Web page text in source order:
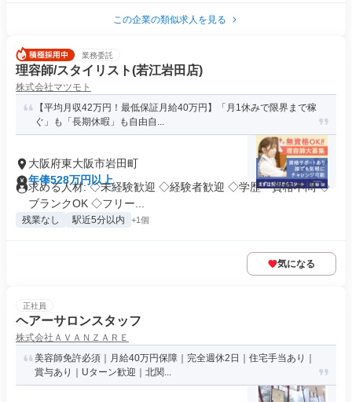
この企業の類似求人を見る
業務委託
理容師/スタイリスト(若江岩田店)
株式会社マツモト
【平均月収42万円！最低保証月給40万円】「月1休みで限界まで稼
ぐ」も「長期休暇」も自由自...
大阪府東大阪市岩田町
年俸528万円以上
求める人材: ◇未経験歓迎 ◇経験者歓迎 ◇学歴・資格不問 ◇
ブランクOK ◇フリー...
残業なし 駅近5分以内 +1個
気になる
正社員
ヘアーサロンスタッフ
株式会社ＡＶＡＮＺＡＲＥ
美容師免許必須｜月給40万円保障｜完全週休2日｜住宅手当あり｜
賞与あり｜Uターン歓迎｜北関...